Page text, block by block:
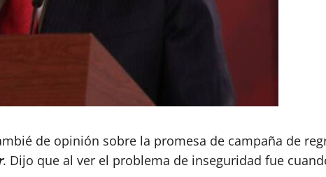
de opinión sobre la promesa de campaña de
. Dijo que al ver el problema de inseguridad fue